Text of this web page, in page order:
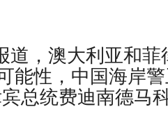
道，澳大利亚和
能性，中国海岸
总统费迪南德马